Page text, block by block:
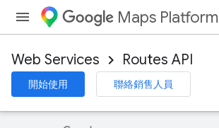
Maps Platform
Web Services Routes API
開始使用 聯絡銷售人員